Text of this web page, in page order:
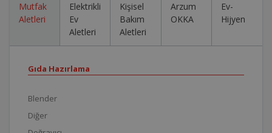
Mutfak
Aletleri
Elektrikli
Ev
Aletleri
Kişisel
Bakım
Aletleri
Arzum
OKKA
Ev-
Hijyen
Gıda Hazırlama
Blender
Diğer